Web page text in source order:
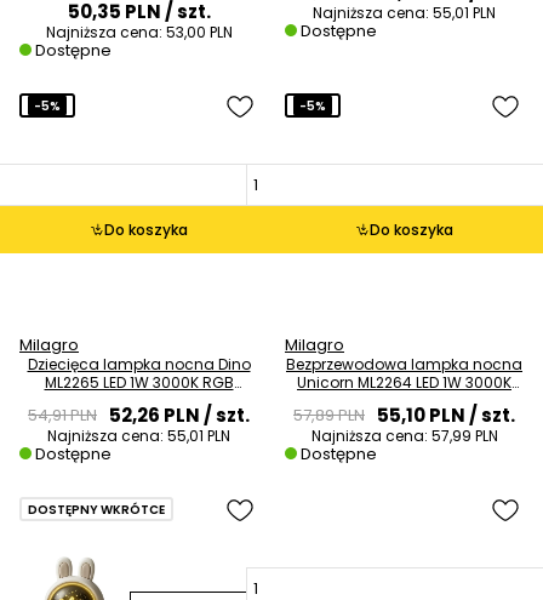
50,35 PLN/ szt.
Najniższa cena: 53,00 PLN
Dostępne
Najniższa cena: 55,01 PLN
Dostępne
Do koszyka
-5%
Milagro
Dziecięca lampka nocna Dino
ML2265 LED 1W 3000K RGB
54,91 PLN 52,26 PLN/ szt.
Najniższa cena: 55,01 PLN
Dostępne
Do koszyka
-5%
Milagro
Bezprzewodowa lampka nocna
Unicorn ML2264 LED 1W 3000K
57,89 PLN 55,10 PLN/ szt.
Najniższa cena: 57,99 PLN
Dostępne
DOSTĘPNY WKRÓTCE